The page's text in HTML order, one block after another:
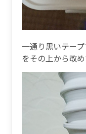
一通り黒いテー
をその上から改め